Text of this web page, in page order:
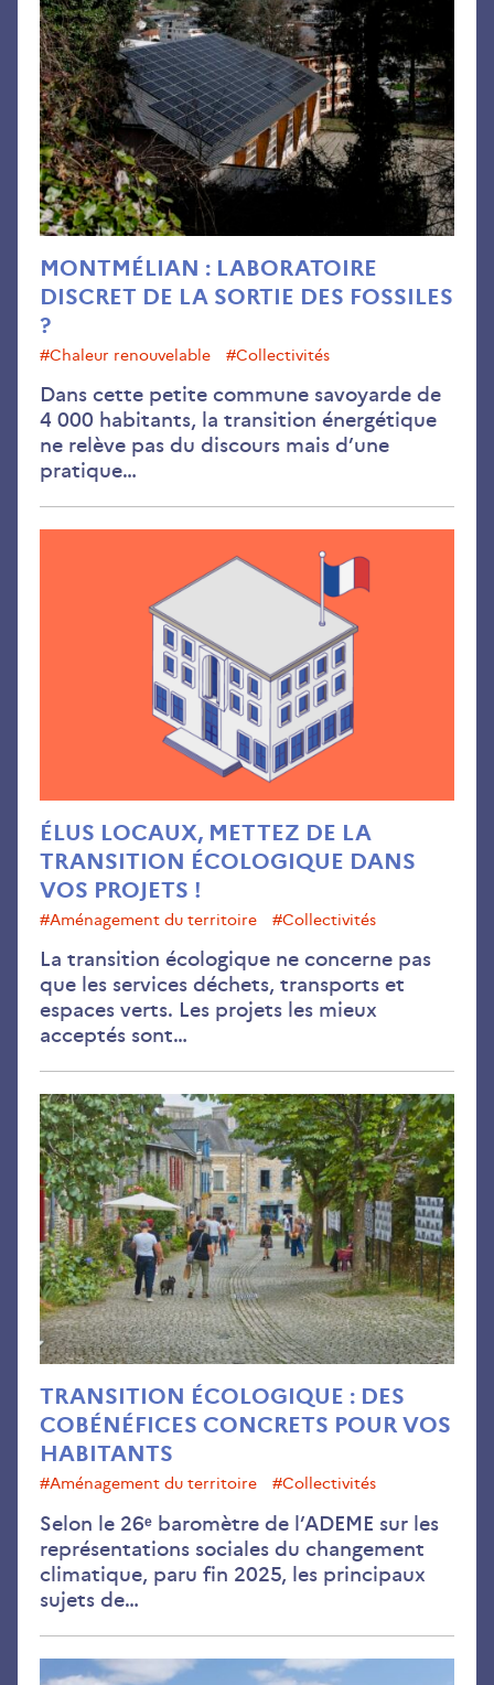
MONTMÉLIAN : LABORATOIRE
DISCRET DE LA SORTIE DES FOSSILES
?
#chaleur renouvelable #collectivités
Dans cette petite commune savoyarde de
4 000 habitants, la transition énergétique
ne relève pas du discours mais d’une
pratique…
la
des
?
ÉLUS LOCAUX, METTEZ DE LA
TRANSITION ÉCOLOGIQUE DANS
VOS PROJETS !
#aménagement du territoire #collectivités
La transition écologique ne concerne pas
que les services déchets, transports et
espaces verts. Les projets les mieux
acceptés sont…
TRANSITION ÉCOLOGIQUE : DES
COBÉNÉFICES CONCRETS POUR VOS
HABITANTS
#aménagement du territoire #collectivités
Selon le 26ᵉ baromètre de l’ADEME sur les
représentations sociales du changement
climatique, paru fin 2025, les principaux
sujets de…
:
des
vos